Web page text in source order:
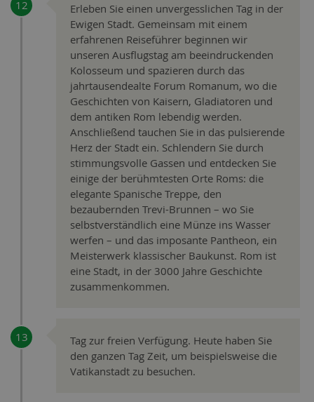
Erleben Sie einen unvergesslichen Tag in der
Ewigen Stadt. Gemeinsam mit einem
erfahrenen Reiseführer beginnen wir
unseren Ausflugstag am beeindruckenden
Kolosseum und spazieren durch das
jahrtausendealte Forum Romanum, wo die
Geschichten von Kaisern, Gladiatoren und
dem antiken Rom lebendig werden.
Anschließend tauchen Sie in das pulsierende
Herz der Stadt ein. Schlendern Sie durch
stimmungsvolle Gassen und entdecken Sie
einige der berühmtesten Orte Roms: die
elegante Spanische Treppe, den
bezaubernden Trevi-Brunnen – wo Sie
selbstverständlich eine Münze ins Wasser
werfen – und das imposante Pantheon, ein
Meisterwerk klassischer Baukunst. Rom ist
eine Stadt, in der 3000 Jahre Geschichte
zusammenkommen.
Tag zur freien Verfügung. Heute haben Sie
den ganzen Tag Zeit, um beispielsweise die
Vatikanstadt zu besuchen.